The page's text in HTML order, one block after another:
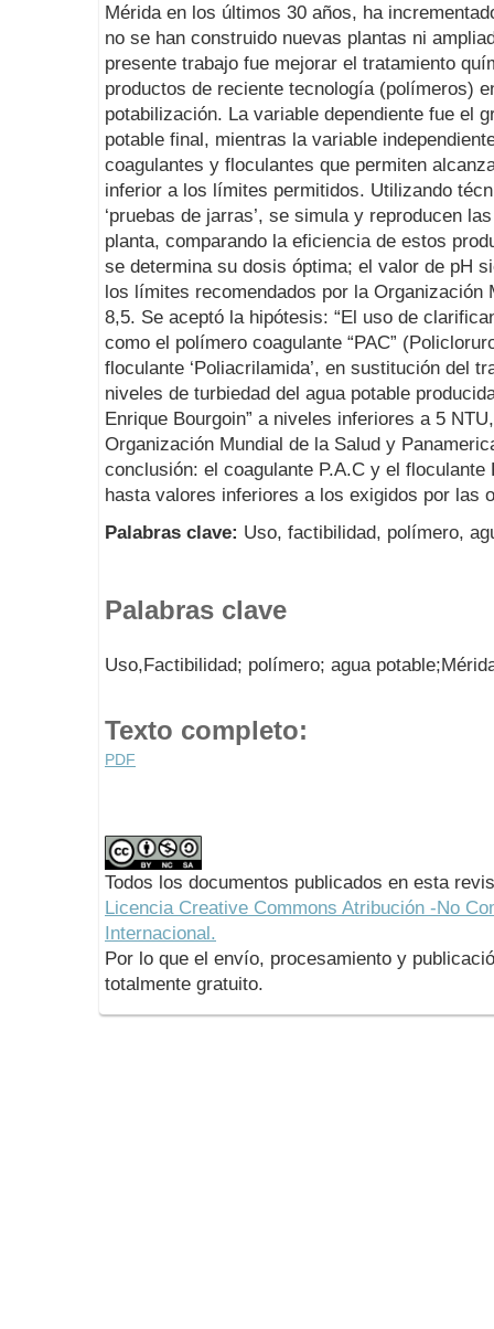
Mérida en los últimos 30 años, ha
no se han construido nuevas plantas ni
presente trabajo fue mejorar el tratamiento
productos de reciente tecnología (polímeros)
potabilización. La variable dependiente fue el
potable final, mientras la variable
coagulantes y floculantes que permiten
inferior a los límites permitidos. Utilizando
‘pruebas de jarras’, se simula y reproducen
planta, comparando la eficiencia de estos
se determina su dosis óptima; el valor de pH
los límites recomendados por la Organización
8,5. Se aceptó la hipótesis: “El uso de
como el polímero coagulante “PAC”
floculante ‘Poliacrilamida’, en sustitución del
niveles de turbiedad del agua potable
Enrique Bourgoin” a niveles inferiores a 5
Organización Mundial de la Salud y
conclusión: el coagulante P.A.C y el
hasta valores inferiores a los exigidos por las
Palabras clave: Uso, factibilidad, polímero,
Palabras clave
Uso,Factibilidad; polímero; agua
Texto completo:
PDF
Todos los documentos publicados en esta
Licencia Creative Commons Atribución -No
Internacional.
Por lo que el envío, procesamiento y
totalmente gratuito.